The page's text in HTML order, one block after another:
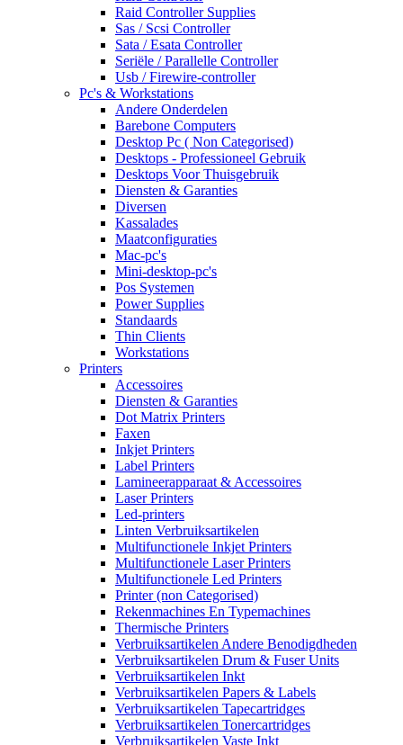
Raid Controller Supplies
Sas / Scsi Controller
Sata / Esata Controller
Seriële / Parallelle Controller
Usb / Firewire-controller
Pc's & Workstations
Andere Onderdelen
Barebone Computers
Desktop Pc ( Non Categorised)
Desktops - Professioneel Gebruik
Desktops Voor Thuisgebruik
Diensten & Garanties
Diversen
Kassalades
Maatconfiguraties
Mac-pc's
Mini-desktop-pc's
Pos Systemen
Power Supplies
Standaards
Thin Clients
Workstations
Printers
Accessoires
Diensten & Garanties
Dot Matrix Printers
Faxen
Inkjet Printers
Label Printers
Lamineerapparaat & Accessoires
Laser Printers
Led-printers
Linten Verbruiksartikelen
Multifunctionele Inkjet Printers
Multifunctionele Laser Printers
Multifunctionele Led Printers
Printer (non Categorised)
Rekenmachines En Typemachines
Thermische Printers
Verbruiksartikelen Andere Benodigdheden
Verbruiksartikelen Drum & Fuser Units
Verbruiksartikelen Inkt
Verbruiksartikelen Papers & Labels
Verbruiksartikelen Tapecartridges
Verbruiksartikelen Tonercartridges
Verbruiksartikelen Vaste Inkt